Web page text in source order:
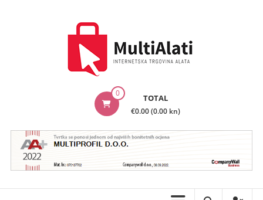
Internetska
trgovina
alata
0 TOTAL
€0.00 (0.00 kn)